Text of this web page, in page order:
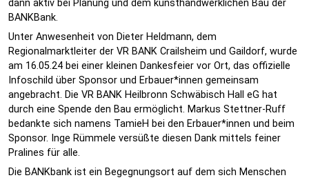
dann aktiv bei Planung und dem kunsthandwerklichen Bau der
BANKBank.
Unter Anwesenheit von Dieter Heldmann, dem
Regionalmarktleiter der VR BANK Crailsheim und Gaildorf, wurde
am 16.05.24 bei einer kleinen Dankesfeier vor Ort, das offizielle
Infoschild über Sponsor und Erbauer*innen gemeinsam
angebracht. Die VR BANK Heilbronn Schwäbisch Hall eG hat
durch eine Spende den Bau ermöglicht. Markus Stettner-Ruff
bedankte sich namens TamieH bei den Erbauer*innen und beim
Sponsor. Inge Rümmele versüßte diesen Dank mittels feiner
Pralines für alle.
Die BANKbank ist ein Begegnungsort auf dem sich Menschen